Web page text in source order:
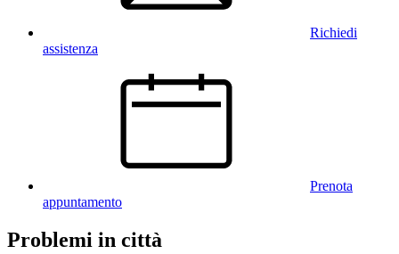
Richiedi
assistenza
Prenota
appuntamento
Problemi in città